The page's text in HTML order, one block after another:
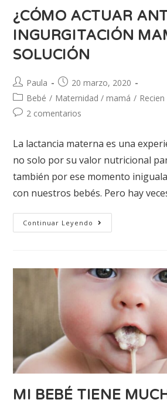
¿CÓMO ACTUAR
INGURGITACIÓN
SOLUCIÓN
Paula
20 marzo, 2020
Bebé / Maternidad / mamá /
2 comentarios
La lactancia materna es una
no solo por su valor nutricional
también por ese momento
con nuestros bebés. Pero hay
Continuar Leyendo
MI BEBÉ TIENE